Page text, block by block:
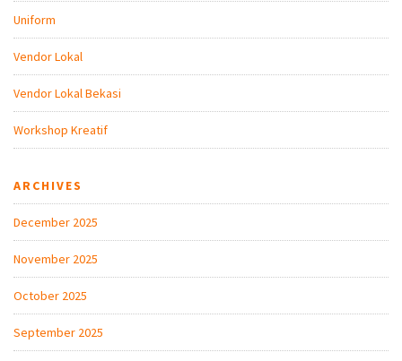
Uniform
Vendor Lokal
Vendor Lokal Bekasi
Workshop Kreatif
ARCHIVES
December 2025
November 2025
October 2025
September 2025